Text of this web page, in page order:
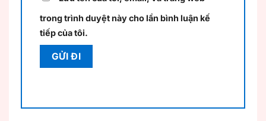
trong trình duyệt này cho lần bình luận kế
tiếp của tôi.